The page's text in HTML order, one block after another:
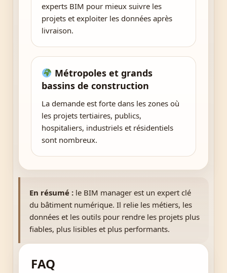
experts BIM pour mieux suivre les
projets et exploiter les données après
livraison.
Métropoles et grands
bassins de construction
La demande est forte dans les zones où
les projets tertiaires, publics,
hospitaliers, industriels et résidentiels
sont nombreux.
En résumé : le BIM manager est un expert clé
du bâtiment numérique. Il relie les métiers, les
données et les outils pour rendre les projets plus
fiables, plus lisibles et plus performants.
FAQ